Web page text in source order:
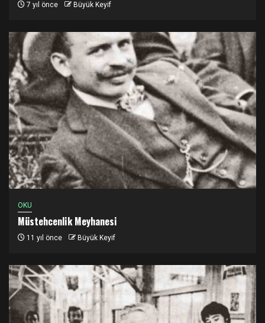
7 yıl önce Büyük Keyif
OKU
Müstehcenlik Meyhanesi
11 yıl önce Büyük Keyif